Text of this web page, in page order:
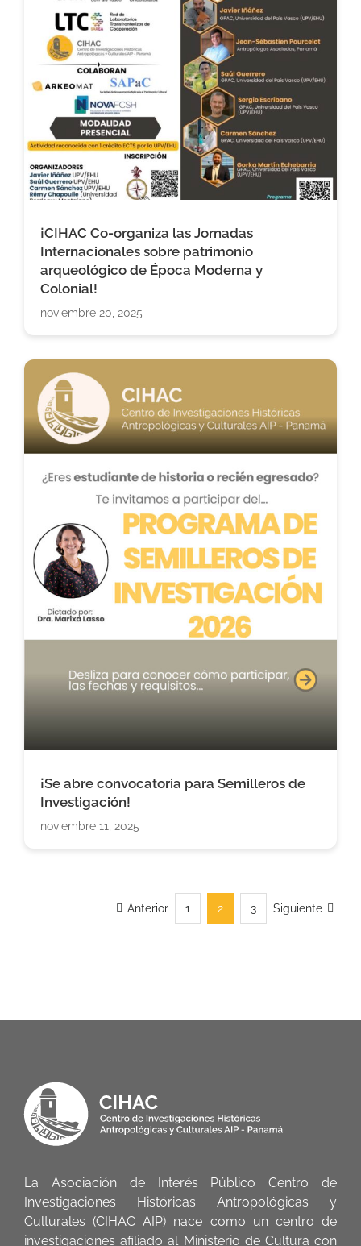
¡CIHAC Co-organiza las Jornadas
Internacionales sobre patrimonio
arqueológico de Época Moderna y
Colonial!
noviembre 20, 2025
¡Se abre convocatoria para Semilleros de
Investigación!
noviembre 11, 2025
Anterior 1 2 3 Siguiente
La Asociación de Interés Público Centro de
Investigaciones Históricas Antropológicas y
Culturales (CIHAC AIP) nace como un centro de
investigaciones afiliado al Ministerio de Cultura con